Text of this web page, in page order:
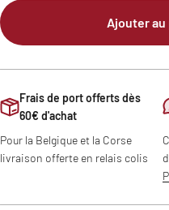
Ajouter au
Frais de port offerts dès
60€ d'achat
Pour la Belgique et la Corse
livraison offerte en relais colis